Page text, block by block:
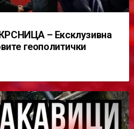
– Ексклузивна
геополитички